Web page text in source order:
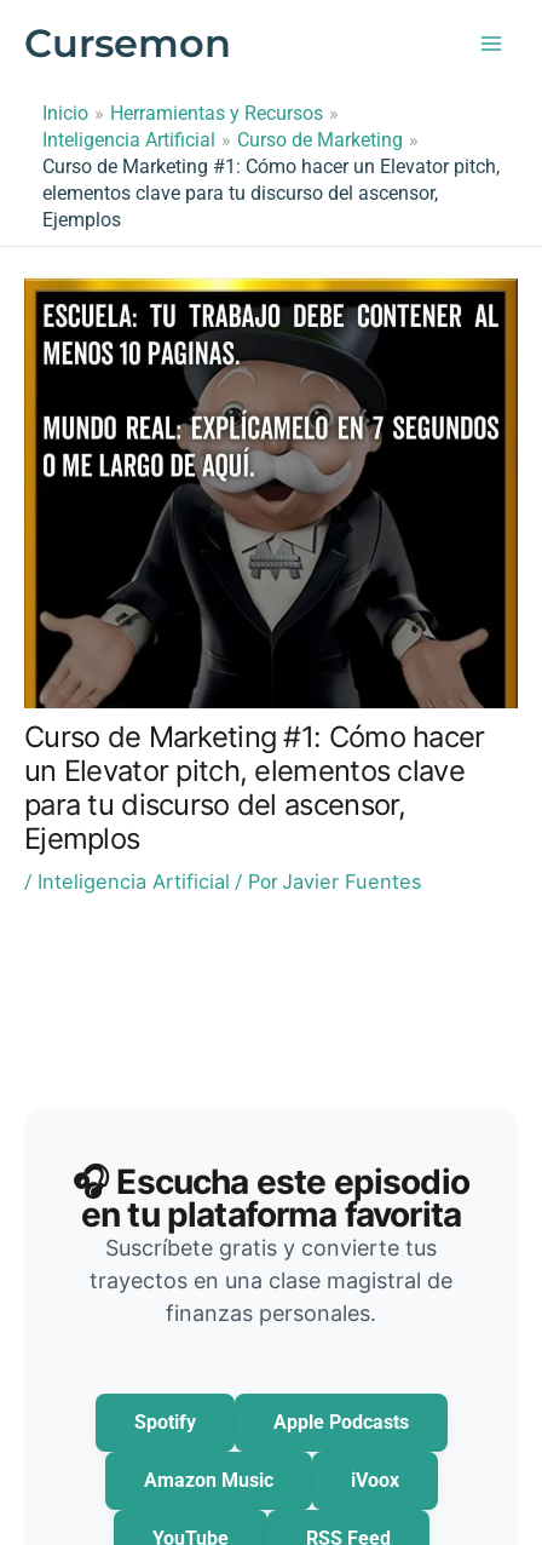
Cursemon
Inicio
Herramientas y Recursos
Inteligencia Artificial
Curso de Marketing
Curso de Marketing #1: Cómo hacer un Elevator pitch,
elementos clave para tu discurso del ascensor,
Ejemplos
Curso de Marketing #1: Cómo hacer
un Elevator pitch, elementos clave
para tu discurso del ascensor,
Ejemplos
/ Inteligencia Artificial / PorJavier Fuentes
🎧 Escucha este episodio
en tu plataforma favorita
Suscríbete gratis y convierte tus
trayectos en una clase magistral de
finanzas personales.
Spotify Apple Podcasts
Amazon Music iVoox
YouTube RSS Feed